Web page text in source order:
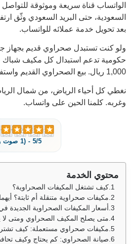
الواتساب قناة سريعة وموثوقة
بعد تحويل خدمة عملائه للواتساب.
ولو كنت تستبدل صحراوي قديم بجهاز
حكومية تدعم استبدال كل مكيف شباك
1,000 ريال. بيع الصحراوي القديم واستفد من الدعم للجهاز الجديد.
نغطي كل أحياء الرياض، من شمال
وغربه. كلمنا الحين على واتساب.
5/5 - (1 صوت واحد)
محتوي الخدمة
كيف تشتغل المكيفات الصحراوية؟
مكيفات صحراوية متنقلة أم ثابتة؟
أسعار المكيفات الصحراوية الجديدة في
متى يصلح المكيف الصحراوي ومتى لا
مكيفات صحراوي مستعملة: كيف
صيانة الصحراوي: كم يحتاج وكيف